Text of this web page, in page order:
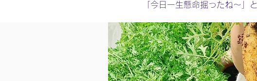
「今日一生懸命掘ったね〜」